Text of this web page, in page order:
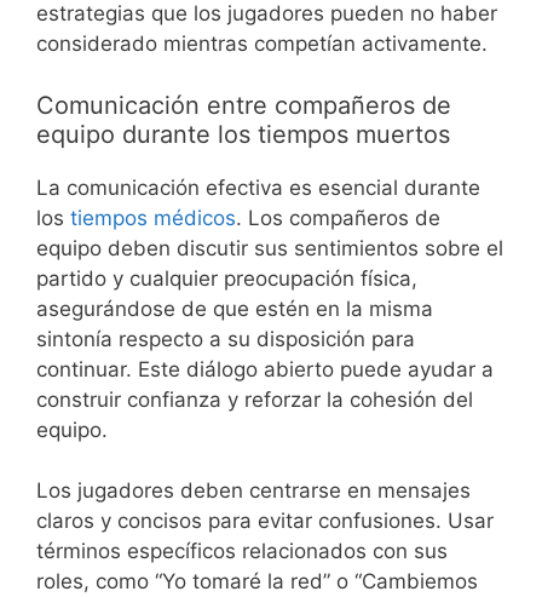
estrategias que los jugadores pueden no haber
considerado mientras competían activamente.
Comunicación entre compañeros de
equipo durante los tiempos muertos
La comunicación efectiva es esencial durante
los tiempos médicos. Los compañeros de
equipo deben discutir sus sentimientos sobre el
partido y cualquier preocupación física,
asegurándose de que estén en la misma
sintonía respecto a su disposición para
continuar. Este diálogo abierto puede ayudar a
construir confianza y reforzar la cohesión del
equipo.
Los jugadores deben centrarse en mensajes
claros y concisos para evitar confusiones. Usar
términos específicos relacionados con sus
roles, como “Yo tomaré la red” o “Cambiemos